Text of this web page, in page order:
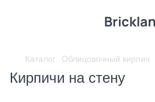
Каталог Облицовочный кирпич
Кирпичи на стену